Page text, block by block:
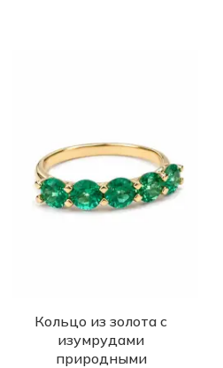
Кольцо из золота с
изумрудами
природными